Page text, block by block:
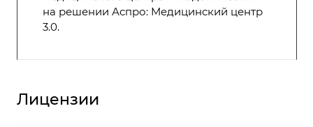
на решении Аспро: Медицинский центр
3.0.
Лицензии